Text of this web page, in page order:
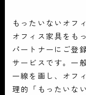
もったいないオフ
オフィス家具をも
パートナーにご登
サービスです。一
一線を画し、オフ
理的「もったいな